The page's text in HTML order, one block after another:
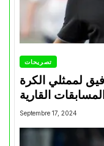
تصريحات
لممثلي الكرة
Septembre 17, 2024